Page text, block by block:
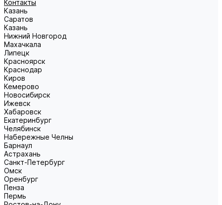
Контакты
Казань
Саратов
Казань
Нижний Новгород
Махачкала
Липецк
Красноярск
Краснодар
Киров
Кемерово
Новосибирск
Ижевск
Хабаровск
Екатеринбург
Челябинск
Набережные Челны
Барнаул
Астрахань
Санкт-Петербург
Омск
Оренбург
Пенза
Пермь